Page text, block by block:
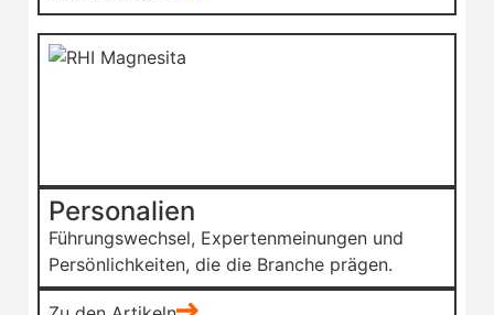
Personalien
Führungswechsel, Expertenmeinungen und
Persönlichkeiten, die die Branche prägen.